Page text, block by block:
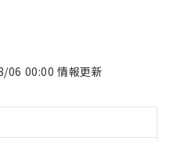
06 00:00 情報更新